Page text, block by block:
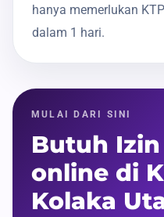
hanya memerlukan
dalam 1 hari.
MULAI DARI SINI
Butuh Izin
online di
Kolaka